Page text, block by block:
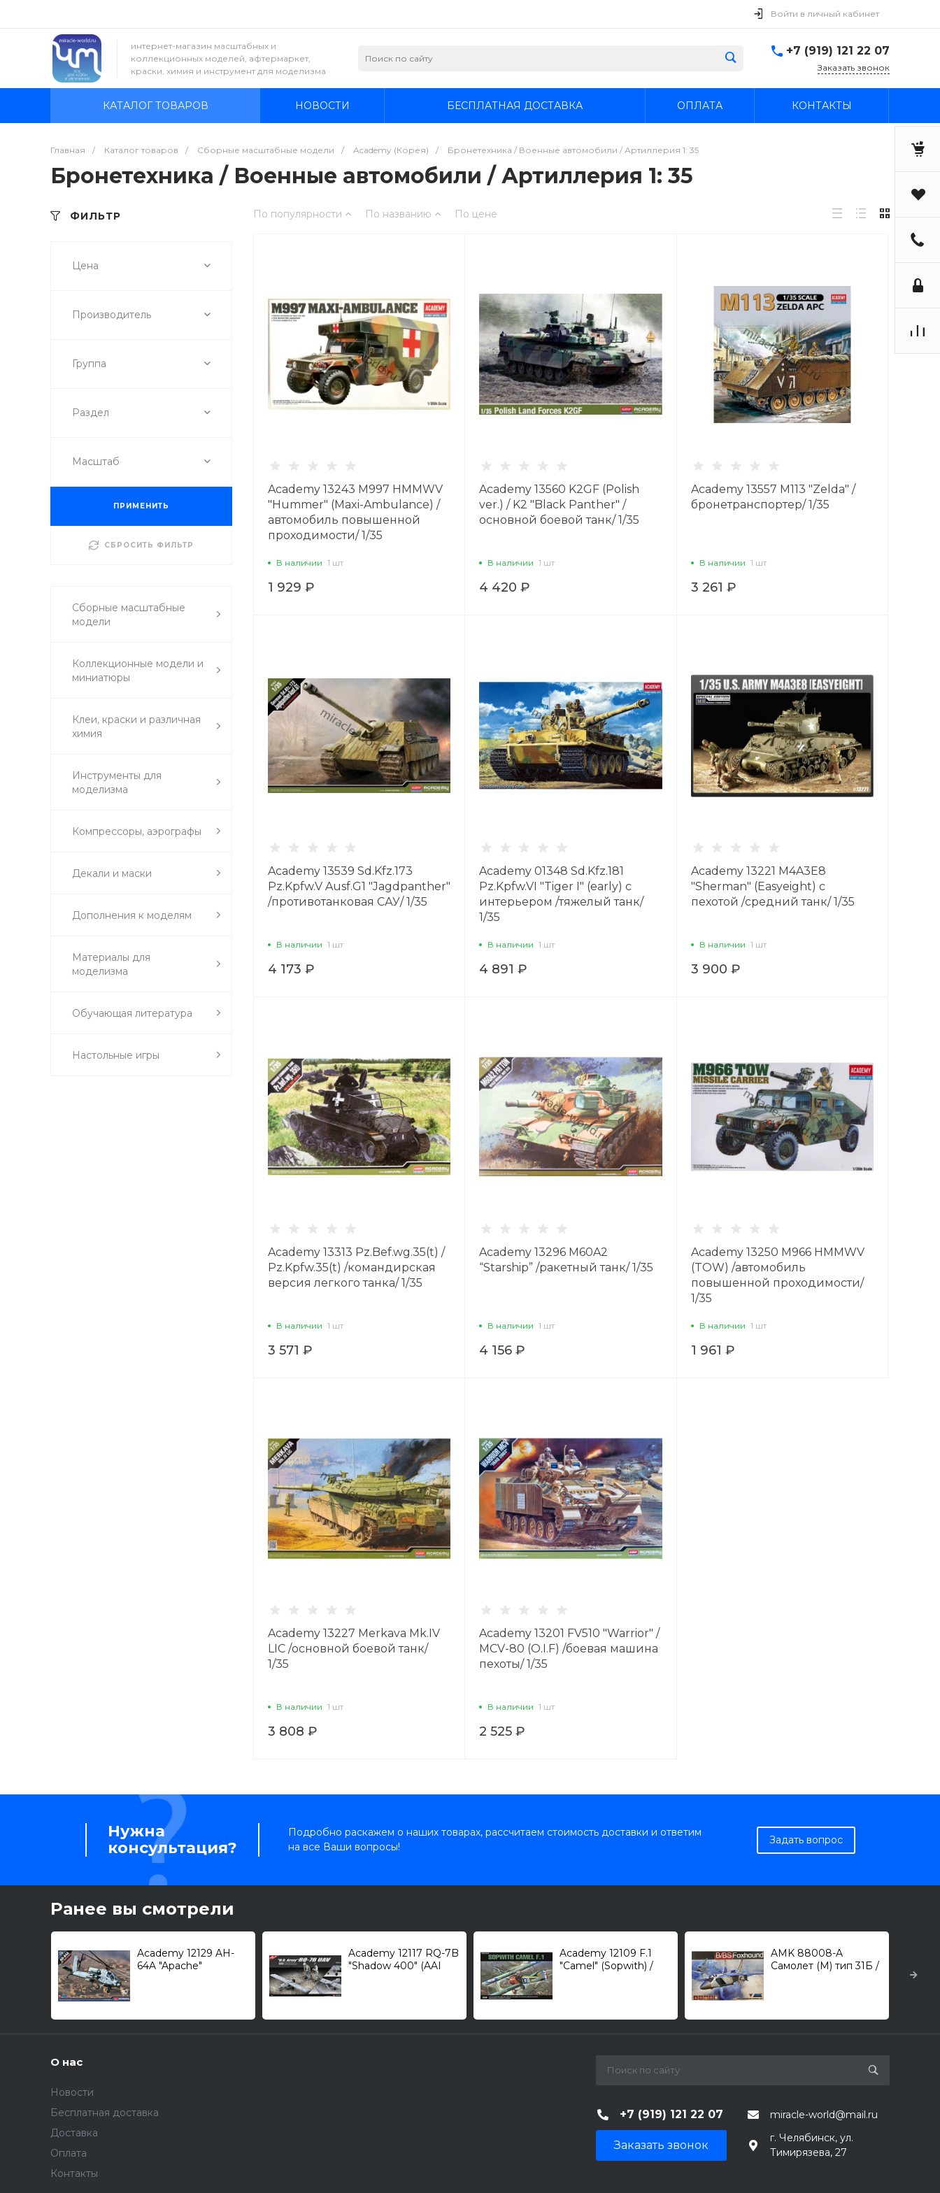
Войти в личный кабинет
интернет-магазин масштабных и
коллекционных моделей, афтермаркет,
краски, химия и инструмент для моделизма
+7 (919) 121 22 07
Заказать звонок
КАТАЛОГ ТОВАРОВ НОВОСТИ БЕСПЛАТНАЯ ДОСТАВКА ОПЛАТА КОНТАКТЫ
Главная / Каталог товаров / Сборные масштабные модели / Academy (Корея) / Бронетехника / Военные автомобили / Артиллерия 1: 35
Бронетехника / Военные автомобили / Артиллерия 1: 35
ФИЛЬТР
Цена
Производитель
Группа
Раздел
Масштаб
ПРИМЕНИТЬ
СБРОСИТЬ ФИЛЬТР
Сборные масштабные
модели
Коллекционные модели и
миниатюры
Клеи, краски и различная
химия
Инструменты для
моделизма
Компрессоры, аэрографы
Декали и маски
Дополнения к моделям
Материалы для
моделизма
Обучающая литература
Настольные игры
По популярности По названию По цене
Academy 13243 M997 HMMWV
"Hummer" (Maxi-Ambulance) /
автомобиль повышенной
проходимости/ 1/35
В наличии 1 шт
1 929 ₽
Academy 13560 K2GF (Polish
ver.) / K2 "Black Panther" /
основной боевой танк/ 1/35
В наличии 1 шт
4 420 ₽
Academy 13557 M113 "Zelda" /
бронетранспортер/ 1/35
В наличии 1 шт
3 261 ₽
Academy 13539 Sd.Kfz.173
Pz.Kpfw.V Ausf.G1 "Jagdpanther"
/противотанковая САУ/ 1/35
В наличии 1 шт
4 173 ₽
Academy 01348 Sd.Kfz.181
Pz.Kpfw.VI "Tiger I" (early) с
интерьером /тяжелый танк/
1/35
В наличии 1 шт
4 891 ₽
Academy 13221 M4A3E8
"Sherman" (Easyeight) с
пехотой /средний танк/ 1/35
В наличии 1 шт
3 900 ₽
Academy 13313 Pz.Bef.wg.35(t) /
Pz.Kpfw.35(t) /командирская
версия легкого танка/ 1/35
В наличии 1 шт
3 571 ₽
Academy 13296 M60A2
“Starship” /ракетный танк/ 1/35
В наличии 1 шт
4 156 ₽
Academy 13250 M966 HMMWV
(TOW) /автомобиль
повышенной проходимости/
1/35
В наличии 1 шт
1 961 ₽
Academy 13227 Merkava Mk.IV
LIC /основной боевой танк/
1/35
В наличии 1 шт
3 808 ₽
Academy 13201 FV510 "Warrior" /
MCV-80 (O.I.F) /боевая машина
пехоты/ 1/35
В наличии 1 шт
2 525 ₽
Нужна
консультация?
Подробно раскажем о наших товарах, рассчитаем стоимость доставки и ответим
на все Ваши вопросы!
Задать вопрос
Ранее вы смотрели
Academy 12129 AH-
64A "Apache"
Academy 12117 RQ-7B
"Shadow 400" (AAI
Academy 12109 F.1
"Camel" (Sopwith) /
AMK 88008-A
Самолет (М) тип 31Б /
О нас
Новости
Бесплатная доставка
Доставка
Оплата
Контакты
+7 (919) 121 22 07 miracle-world@mail.ru
Заказать звонок
г. Челябинск, ул.
Тимирязева, 27